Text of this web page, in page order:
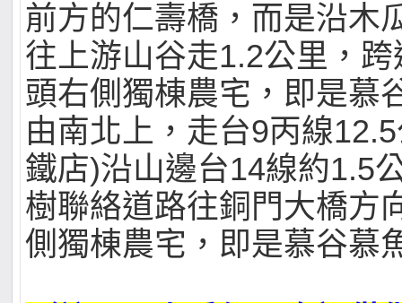
前方的仁壽橋，而是沿木
往上游山谷走1.2公里，
頭右側獨棟農宅，即是慕
由南北上，走台9丙線
鐵店)沿山邊台14線約1.5
樹聯絡道路往銅門大橋方
側獨棟農宅，即是慕谷慕